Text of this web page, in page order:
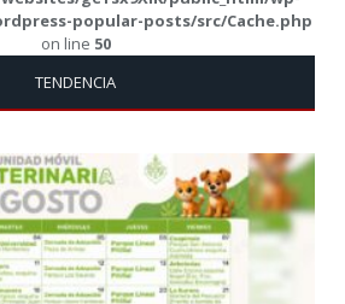
popular-posts/src/Cache.php
on line 50
TENDENCIA